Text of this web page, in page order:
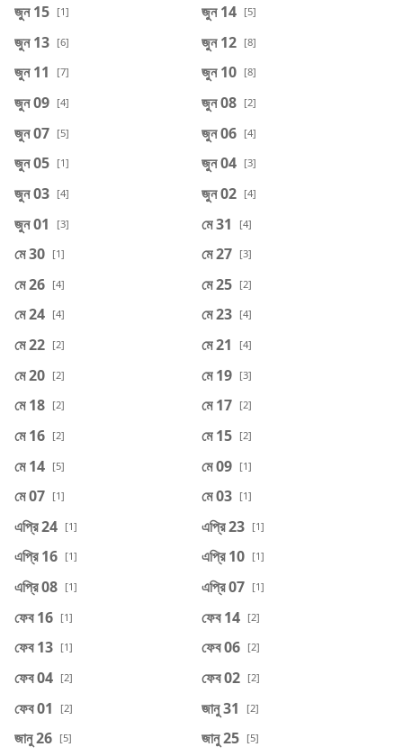
জুন 15 [1] জুন 14 [5]
জুন 13 [6] জুন 12 [8]
জুন 11 [7] জুন 10 [8]
জুন 09 [4] জুন 08 [2]
জুন 07 [5] জুন 06 [4]
জুন 05 [1] জুন 04 [3]
জুন 03 [4] জুন 02 [4]
জুন 01 [3] মে 31 [4]
মে 30 [1] মে 27 [3]
মে 26 [4] মে 25 [2]
মে 24 [4] মে 23 [4]
মে 22 [2] মে 21 [4]
মে 20 [2] মে 19 [3]
মে 18 [2] মে 17 [2]
মে 16 [2] মে 15 [2]
মে 14 [5] মে 09 [1]
মে 07 [1] মে 03 [1]
এপ্রি 24 [1] এপ্রি 23 [1]
এপ্রি 16 [1] এপ্রি 10 [1]
এপ্রি 08 [1] এপ্রি 07 [1]
ফেব 16 [1] ফেব 14 [2]
ফেব 13 [1] ফেব 06 [2]
ফেব 04 [2] ফেব 02 [2]
ফেব 01 [2] জানু 31 [2]
জানু 26 [5] জানু 25 [5]